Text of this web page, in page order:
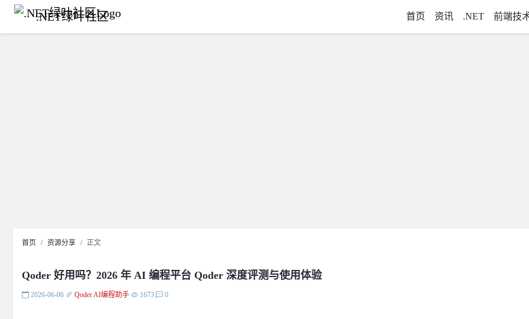
.NET绿叶社区 首页 资讯 .NET 前端技
首页 资源分享 正文
Qoder 好用吗？2026 年 AI 编程平台 Qoder 深度评测与使用体验
2026-06-06 QoderAI编程助手 1673 0